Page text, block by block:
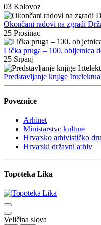
03 Kolovoz
Okončani radovi na zgradi
25 Prosinac
Lička pruga – 100. obljetnica
25 Srpanj
Predstavljanje knjige
Poveznice
Arhinet
Ministarstvo kulture
Hrvatsko arhivističko
Hrvatski državni arhiv
Topoteka Lika
Veličina slova